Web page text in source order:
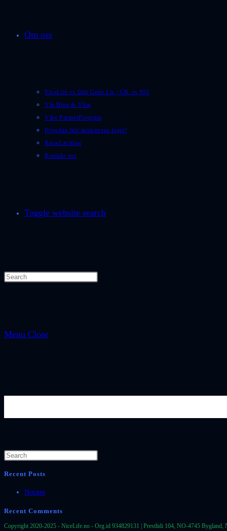
Om oss
NiceLife vs Ditt Gode Liv | UK vs NO
Vår Blog & Vlog
Våre PartnerProgram
Hvordan blir innleggene laget?
ReiseLiv.blog
Kontakt oss
Toggle website search
Menu Close
Recent Posts
Notater
Recent Comments
Copyright 2020-2025 - NiceLife.no - Org.id 934829131 | Prestlidi 104, NO-4745